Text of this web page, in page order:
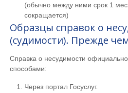
(обычно между ними срок 1
сокращается)
Образцы справок о
(судимости). Прежде
Справка о несудимости
способами:
Через портал Госуслуг.